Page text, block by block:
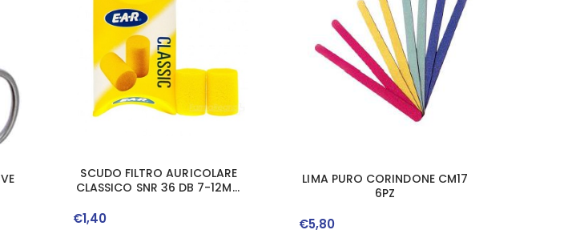
SCUDO FILTRO AURICOLARE
CLASSICO SNR 36 DB 7-12MM
€1,40
LIMA PURO CORINDONE CM17
6PZ
€5,80